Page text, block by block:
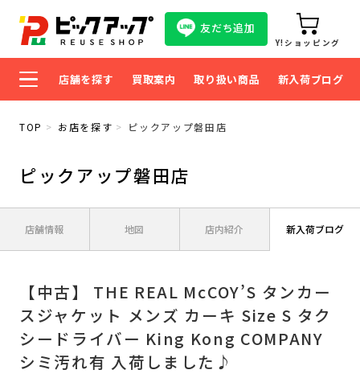
友だち追加
Y!ショッピング
店舗を探す 買取案内 取り扱い商品 新入荷ブログ
TOP お店を探す ピックアップ磐田店
ピックアップ磐田店
店舗情報 地図 店内紹介 新入荷ブログ
【中古】 THE REAL McCOY’S タンカー
スジャケット メンズ カーキ Size S タク
シードライバー King Kong COMPANY
シミ汚れ有 入荷しました♪